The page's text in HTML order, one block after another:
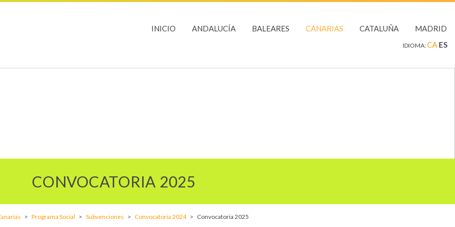
INICIO ANDALUCÍA BALEARES CANARIAS CATALUÑA MADRID
IDIOMA:CA ES
CONVOCATORIA 2025
> Programa Social > Subvenciones > Convocatoria 2024 > Convocatoria 2025